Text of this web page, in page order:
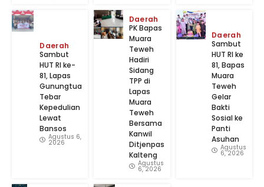
Daerah
Sambut
HUT RI ke-
81, Lapas
Gunungtua
Tebar
Kepedulian
Lewat
Bansos
Agustus 6,
2026
Daerah
‎PK Bapas
Muara
Teweh
Hadiri
Sidang
TPP di
Lapas
Muara
Teweh
Bersama
Kanwil
Ditjenpas
Kalteng
Agustus
6, 2026
Daerah
‎Sambut
HUT RI ke
81, Bapas
Muara
Teweh
Gelar
Bakti
Sosial ke
Panti
Asuhan
Agustus
6, 2026